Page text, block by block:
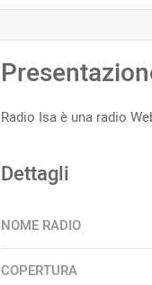
Radio Isa è una radio
Dettagli
NOME RADIO
COPERTURA